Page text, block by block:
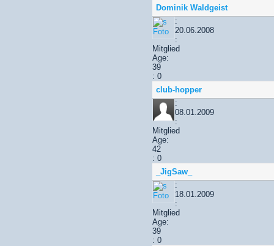
Dominik Waldgeist
:
20.06.2008
:
Mitglied
Age:
39
: 0
club-hopper
:
08.01.2009
:
Mitglied
Age:
42
: 0
_JigSaw_
:
18.01.2009
:
Mitglied
Age:
39
: 0